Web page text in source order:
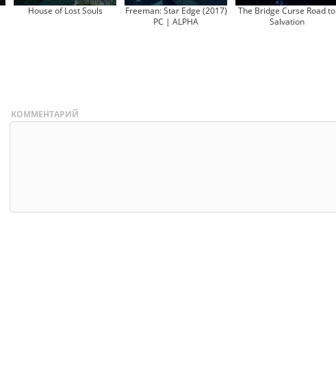
House of Lost Souls
Freeman: Star Edge (2017)
PC | ALPHA
The Bridge Curse Road to
Salvation
КОММЕНТАРИЙ